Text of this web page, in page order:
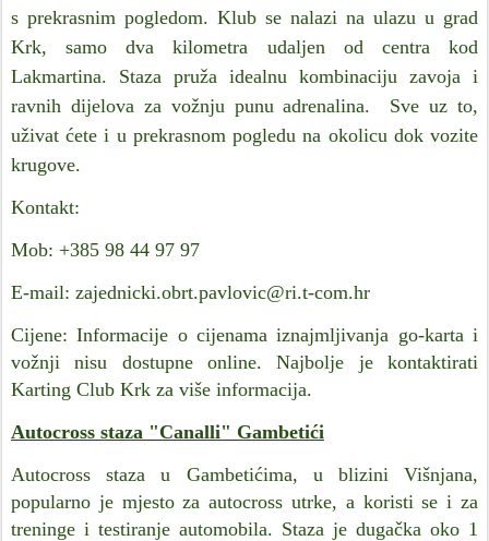
s prekrasnim pogledom. Klub se nalazi na ulazu u grad
Krk, samo dva kilometra udaljen od centra kod
Lakmartina. Staza pruža idealnu kombinaciju zavoja i
ravnih dijelova za vožnju punu adrenalina. Sve uz to,
uživat ćete i u prekrasnom pogledu na okolicu dok vozite
krugove.
Kontakt:
Mob: +385 98 44 97 97
E-mail: zajednicki.obrt.pavlovic@ri.t-com.hr
Cijene: Informacije o cijenama iznajmljivanja go-karta i
vožnji nisu dostupne online. Najbolje je kontaktirati
Karting Club Krk za više informacija.
Autocross staza "Canalli" Gambetići
Autocross staza u Gambetićima, u blizini Višnjana,
popularno je mjesto za autocross utrke, a koristi se i za
treninge i testiranje automobila. Staza je dugačka oko 1